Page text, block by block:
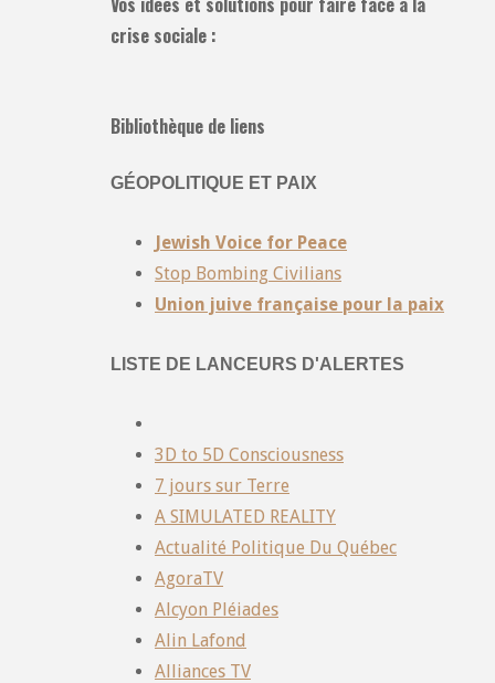
crise sociale :
Bibliothèque de liens
GÉOPOLITIQUE ET PAIX
Jewish Voice for Peace
Stop Bombing Civilians
Union juive française pour la paix
LISTE DE LANCEURS D'ALERTES
3D to 5D Consciousness
7 jours sur Terre
A SIMULATED REALITY
Actualité Politique Du Québec
AgoraTV
Alcyon Pléiades
Alin Lafond
Alliances TV